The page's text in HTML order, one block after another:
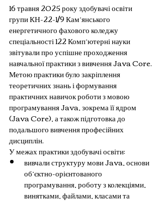
16 травня 2025 року здобувачі освіти
групи КН-22-1/9 Кам’янського
енергетичного фахового коледжу
спеціальності 122 Комп’ютерні науки
звітували про успішне проходження
навчальної практики з вивчення Java Core.
Метою практики було закріплення
теоретичних знань і формування
практичних навичок роботи з мовою
програмування Java, зокрема її ядром
(Java Core), а також підготовка до
подальшого вивчення професійних
дисциплін.
У межах практики здобувачі освіти:
вивчали структуру мови Java, основи
об’єктно-орієнтованого
програмування, роботу з колекціями,
винятками, файлами, класами та